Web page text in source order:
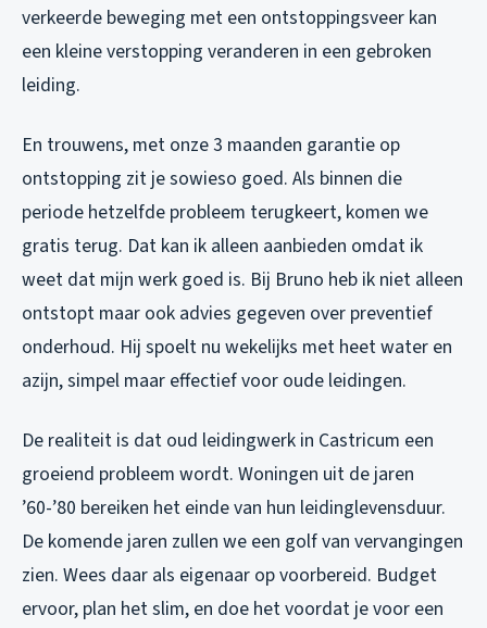
verkeerde beweging met een ontstoppingsveer kan
een kleine verstopping veranderen in een gebroken
leiding.
En trouwens, met onze 3 maanden garantie op
ontstopping zit je sowieso goed. Als binnen die
periode hetzelfde probleem terugkeert, komen we
gratis terug. Dat kan ik alleen aanbieden omdat ik
weet dat mijn werk goed is. Bij Bruno heb ik niet alleen
ontstopt maar ook advies gegeven over preventief
onderhoud. Hij spoelt nu wekelijks met heet water en
azijn, simpel maar effectief voor oude leidingen.
De realiteit is dat oud leidingwerk in Castricum een
groeiend probleem wordt. Woningen uit de jaren
’60-’80 bereiken het einde van hun leidinglevensduur.
De komende jaren zullen we een golf van vervangingen
zien. Wees daar als eigenaar op voorbereid. Budget
ervoor, plan het slim, en doe het voordat je voor een